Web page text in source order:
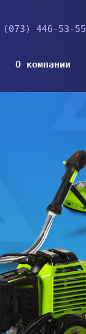
(073) 446-53-55
О компании